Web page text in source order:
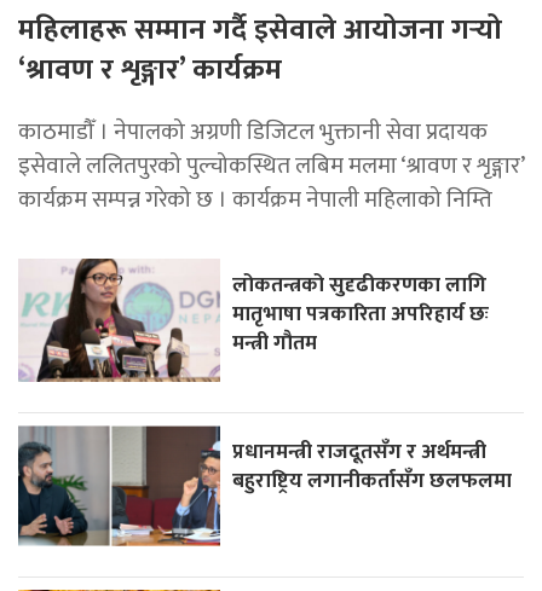
महिलाहरू सम्मान गर्दै इसेवाले आयोजना गर्‍यो
‘श्रावण र शृङ्गार’ कार्यक्रम
काठमाडौँ । नेपालको अग्रणी डिजिटल भुक्तानी सेवा प्रदायक
इसेवाले ललितपुरको पुल्चोकस्थित लबिम मलमा ‘श्रावण र शृङ्गार’
कार्यक्रम सम्पन्न गरेको छ । कार्यक्रम नेपाली महिलाको निम्ति
लोकतन्त्रको सुदृढीकरणका लागि
मातृभाषा पत्रकारिता अपरिहार्य छः
मन्त्री गौतम
प्रधानमन्त्री राजदूतसँग र अर्थमन्त्री
बहुराष्ट्रिय लगानीकर्तासँग छलफलमा